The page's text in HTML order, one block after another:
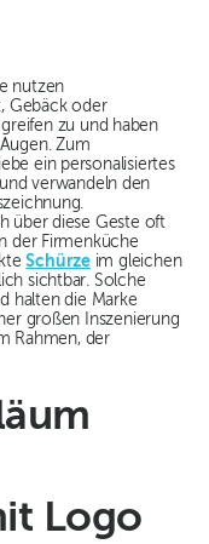
nutzen
Gebäck oder
zu und haben
Zum
ein personalisiertes
verwandeln den
über diese Geste oft
der Firmenküche
Schürzeim gleichen
sichtbar. Solche
halten die Marke
großen Inszenierung
Rahmen, der
Logo